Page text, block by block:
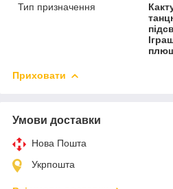
Тип призначення
Приховати
Умови доставки
Нова Пошта
Укрпошта